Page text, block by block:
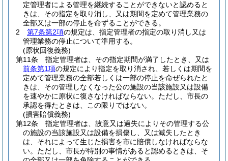
定管理者による管理を継続することができないと認めると
きは、その指定を取り消し、又は期間を定めて管理業務の
全部又は一部の停止を命ずることができる。
2
第7条第2項の規定は、指定管理者の指定の取り消し又は
管理業務の停止について準用する。
(原状回復義務)
第11条
指定管理者は、その指定期間が満了したとき、又は
前条第1項の規定により指定を取り消され、若しくは期間を
定めて管理業務の全部若しくは一部の停止を命ぜられたと
きは、その管理しなくなった公の施設の当該施設又は設備
を速やかに原状に復さなければならない。 ただし、市長の
承認を得たときは、この限りではない。
(損害賠償義務)
第12条
指定管理者は、故意又は過失によりその管理する公
の施設の当該施設又は設備を損傷し、又は滅失したとき
は、それによって生じた損害を市に賠償しなければならな
い。 ただし、市長が特別の事情があると認めるときは、そ